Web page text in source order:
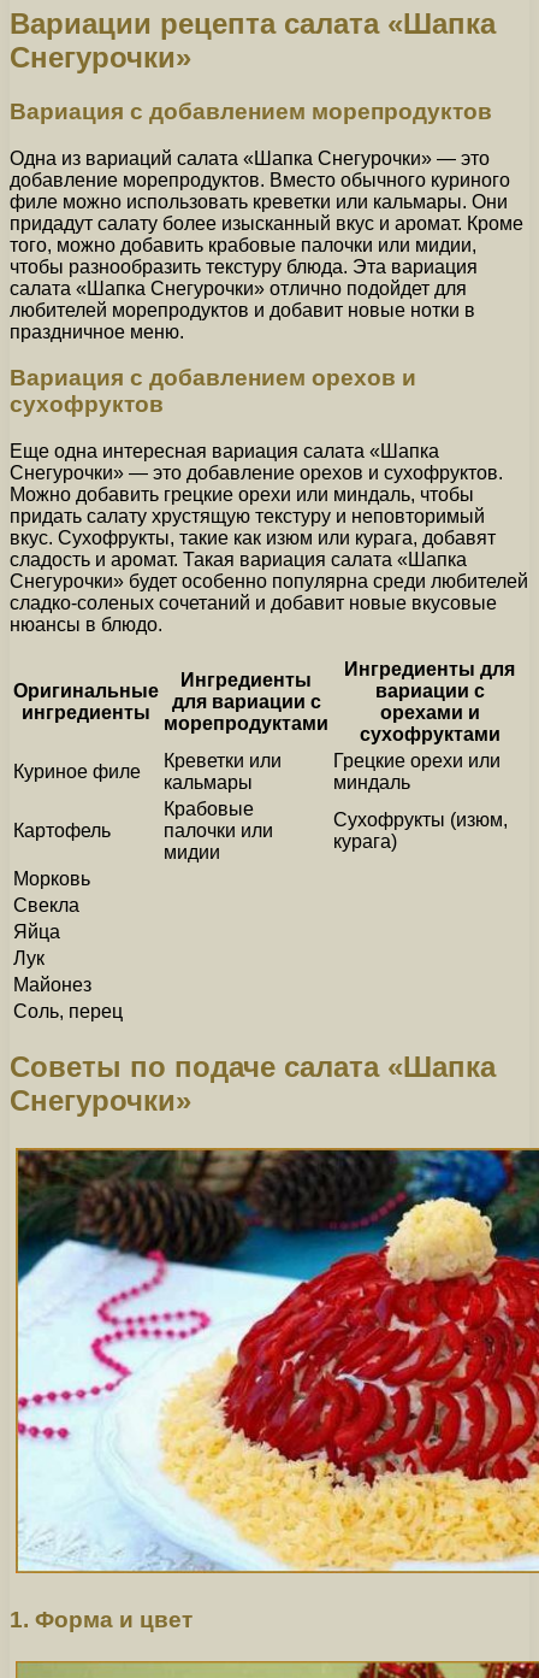
Вариации рецепта салата «Шапка
Снегурочки»
Вариация с добавлением морепродуктов
Одна из вариаций салата «Шапка Снегурочки» — это
добавление морепродуктов. Вместо обычного куриного
филе можно использовать креветки или кальмары. Они
придадут салату более изысканный вкус и аромат. Кроме
того, можно добавить крабовые палочки или мидии,
чтобы разнообразить текстуру блюда. Эта вариация
салата «Шапка Снегурочки» отлично подойдет для
любителей морепродуктов и добавит новые нотки в
праздничное меню.
Вариация с добавлением орехов и
сухофруктов
Еще одна интересная вариация салата «Шапка
Снегурочки» — это добавление орехов и сухофруктов.
Можно добавить грецкие орехи или миндаль, чтобы
придать салату хрустящую текстуру и неповторимый
вкус. Сухофрукты, такие как изюм или курага, добавят
сладость и аромат. Такая вариация салата «Шапка
Снегурочки» будет особенно популярна среди любителей
сладко-соленых сочетаний и добавит новые вкусовые
нюансы в блюдо.
Оригинальные
ингредиенты
Ингредиенты
для вариации с
морепродуктами
Ингредиенты для
вариации с
орехами и
сухофруктами
Куриное филе
Креветки или
кальмары
Грецкие орехи или
миндаль
Картофель
Крабовые
палочки или
мидии
Сухофрукты (изюм,
курага)
Морковь
Свекла
Яйца
Лук
Майонез
Соль, перец
Советы по подаче салата «Шапка
Снегурочки»
1. Форма и цвет